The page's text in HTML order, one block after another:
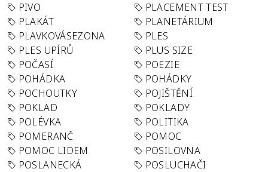
PIVO
PLACEMENT TEST
PLAKÁT
PLANETÁRIUM
PLAVKOVÁSEZONA
PLES
PLES UPÍRŮ
PLUS SIZE
POČASÍ
POEZIE
POHÁDKA
POHÁDKY
POCHOUTKY
POJIŠTĚNÍ
POKLAD
POKLADY
POLÉVKA
POLITIKA
POMERANČ
POMOC
POMOC LIDEM
POSILOVNA
POSLANECKÁ
POSLUCHAČI